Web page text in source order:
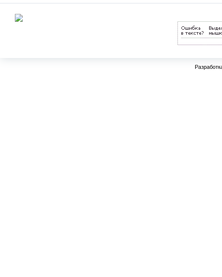
Министерства образования и
«Российское образование»